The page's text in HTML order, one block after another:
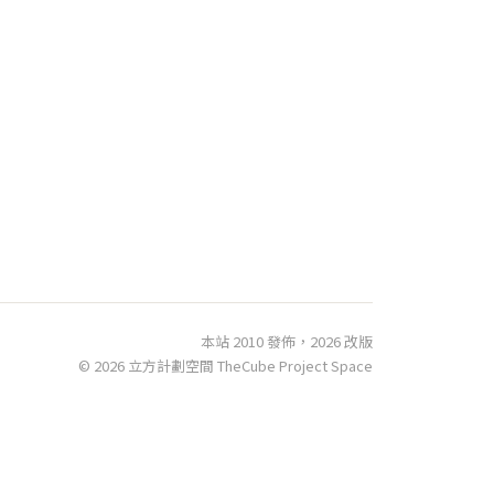
本站 2010 發佈，2026 改版
© 2026 立方計劃空間 TheCube Project Space